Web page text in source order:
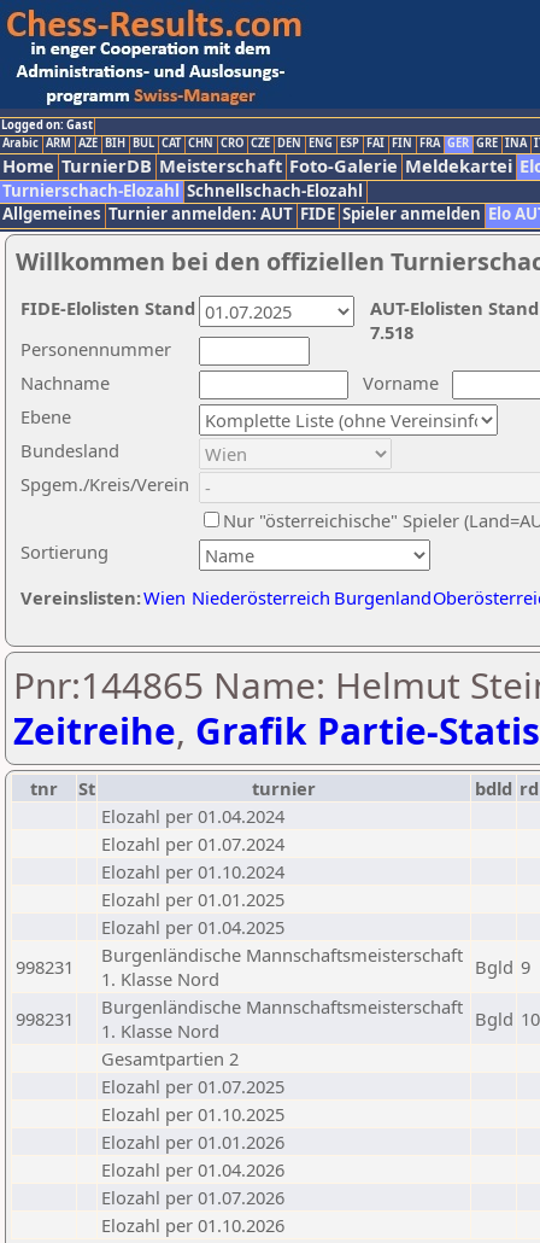
Logged on: Gast
Arabic ARM AZE BIH BUL CAT CHN CRO CZE DEN ENG ESP FAI FIN FRA GER GRE INA
Home TurnierDB Meisterschaft Foto-Galerie Meldekartei
Turnierschach-Elozahl Schnellschach-Elozahl
Allgemeines Turnier anmelden: AUT FIDE Spieler anmelden Elo
Willkommen bei den offiziellen
Nachname
Vorname
Ebene
Sortierung
Personennummer
Bundesland
Spgem./Kreis/Verein
Nur "österreichische" Spieler
Vereinslisten:Wien Niederösterreich Burgenland
AUT-Elolisten
7.518
FIDE-Elolisten Stand
Pnr:144865 Name: Helmut
Zeitreihe, Grafik Partie-
tnr St turnier bdld rd
Elozahl per 01.04.2024
Elozahl per 01.07.2024
Elozahl per 01.10.2024
Elozahl per 01.01.2025
Elozahl per 01.04.2025
998231
Burgenländische Mannschaftsmeisterschaft
1. Klasse Nord
Bgld 9
998231
Burgenländische Mannschaftsmeisterschaft
1. Klasse Nord
Bgld 10
Gesamtpartien 2
Elozahl per 01.07.2025
Elozahl per 01.10.2025
Elozahl per 01.01.2026
Elozahl per 01.04.2026
Elozahl per 01.07.2026
Elozahl per 01.10.2026